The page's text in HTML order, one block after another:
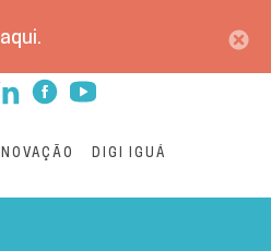
INOVAÇÃO DIGI IGUÁ